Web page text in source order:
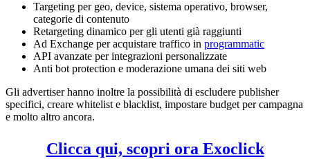
Targeting per geo, device, sistema operativo, browser,
categorie di contenuto
Retargeting dinamico per gli utenti già raggiunti
Ad Exchange per acquistare traffico in programmatic
API avanzate per integrazioni personalizzate
Anti bot protection e moderazione umana dei siti web
Gli advertiser hanno inoltre la possibilità di escludere publisher
specifici, creare whitelist e blacklist, impostare budget per campagna
e molto altro ancora.
Clicca qui, scopri ora Exoclick